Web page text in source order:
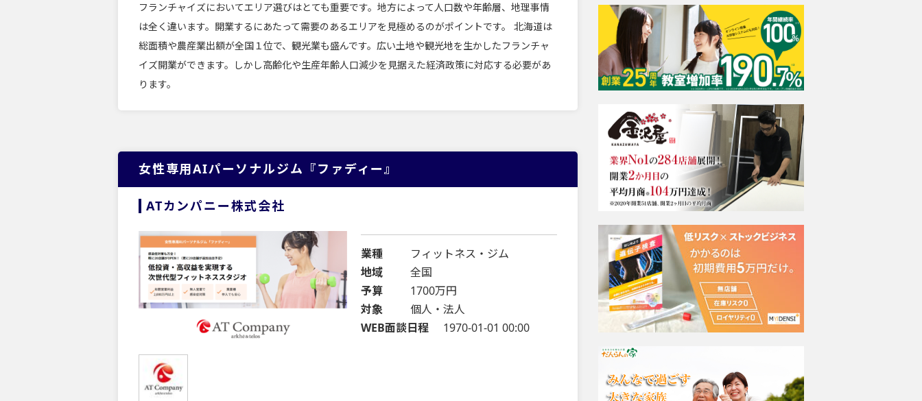
フランチャイズにおいてエリア選びはとても重要です。地方によって人口数や年齢層、地理事情
は全く違います。開業するにあたって需要のあるエリアを見極めるのがポイントです。 北海道は
総面積や農産業出額が全国１位で、観光業も盛んです。広い土地や観光地を生かしたフランチャ
イズ開業ができます。しかし高齢化や生産年齢人口減少を見据えた経済政策に対応する必要があ
ります。
女性専用AIパーソナルジム『ファディー』
ATカンパニー株式会社
業種
フィットネス・ジム
地域
全国
予算
1700万円
対象
個人・法人
WEB面談日程
1970-01-01 00:00